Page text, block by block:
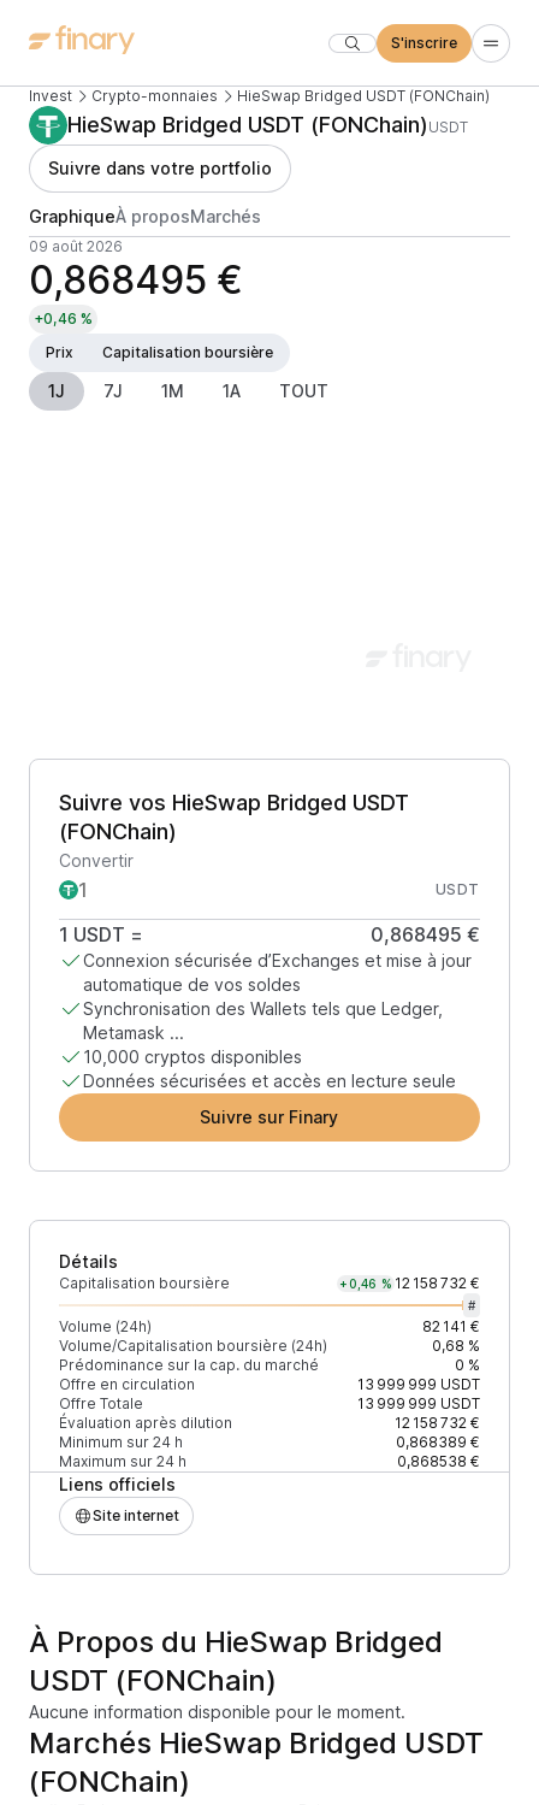
S'inscrire
Invest Crypto-monnaies HieSwap Bridged USDT (FONChain)
HieSwap Bridged USDT (FONChain) USDT
Suivre dans votre portfolio
GraphiqueÀ proposMarchés
09 août 2026
0,868495 €
+0,46 %
Prix
Capitalisation boursière
1J 7J 1M 1A TOUT
Suivre vos HieSwap Bridged USDT
(FONChain)
Convertir
USDT
1 USDT = 0,868495 €
Connexion sécurisée d’Exchanges et mise à jour
automatique de vos soldes
Synchronisation des Wallets tels que Ledger,
Metamask ...
10,000 cryptos disponibles
Données sécurisées et accès en lecture seule
Suivre sur Finary
Détails
Capitalisation boursière +0,46 % 12 158 732 €
#
Volume (24h)
82 141 €
Volume/Capitalisation boursière (24h)
0,68 %
Prédominance sur la cap. du marché
0 %
Offre en circulation
13 999 999 USDT
Offre Totale
13 999 999 USDT
Évaluation après dilution
12 158 732 €
Minimum sur 24 h
0,868389 €
Maximum sur 24 h
0,868538 €
Liens officiels
Site internet
À Propos du HieSwap Bridged
USDT (FONChain)
Aucune information disponible pour le moment.
Marchés HieSwap Bridged USDT
(FONChain)